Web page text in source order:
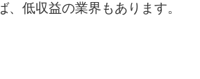
、低収益の業界もあります。